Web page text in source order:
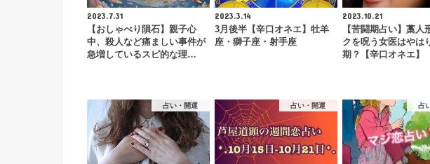
2023.7.31
【おしゃべり隕石】親子心
中、殺人など痛ましい事件が
急増しているスピ的な理…
2023.3.14
3月後半【辛口オネエ】牡羊
座・獅子座・射手座
2023.10.21
【苦闘期占い】藁人
クを呪う女医はやは
期？【辛口オネエ】
占い・開運 占い・開運 占